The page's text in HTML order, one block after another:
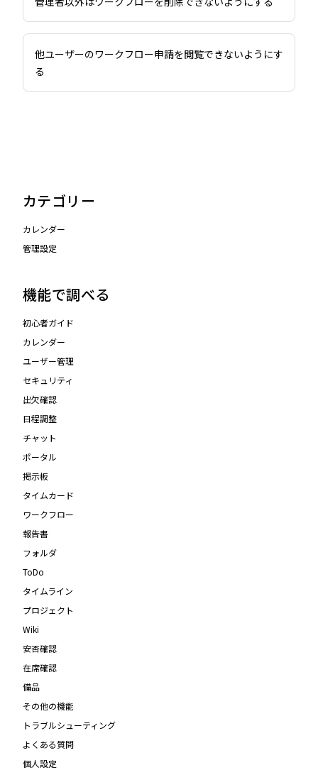
他ユーザーのワークフロー申請を閲覧できないようにす
る
カテゴリー
カレンダー
管理設定
機能で調べる
初心者ガイド
カレンダー
ユーザー管理
セキュリティ
出欠確認
日程調整
チャット
ポータル
掲示板
タイムカード
ワークフロー
報告書
フォルダ
ToDo
タイムライン
プロジェクト
Wiki
安否確認
在席確認
備品
その他の機能
トラブルシューティング
よくある質問
個人設定